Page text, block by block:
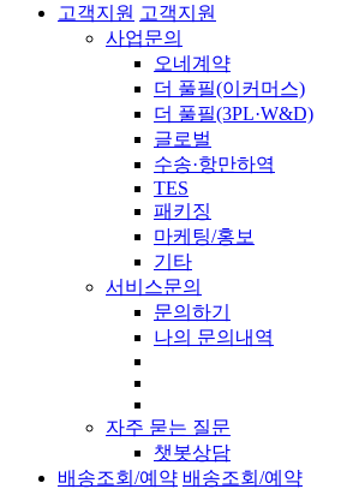
고객지원 고객지원
사업문의
오네계약
더 풀필(이커머스)
더 풀필(3PL·W&D)
글로벌
수송·항만하역
TES
패키징
마케팅/홍보
기타
서비스문의
문의하기
나의 문의내역
자주 묻는 질문
챗봇상담
배송조회/예약 배송조회/예약